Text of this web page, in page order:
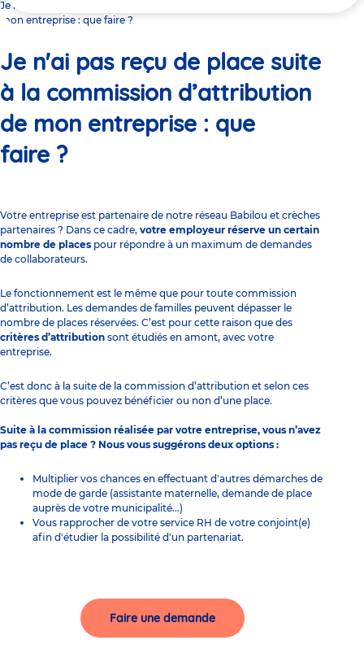
ici
Je n'ai pas reçu de place suite à la commission d’attribution de
mon entreprise : que faire ?
Je n'ai pas reçu de place suite
à la commission d’attribution
de mon entreprise : que
faire ?
Votre entreprise est partenaire de notre réseau Babilou et crèches
partenaires ? Dans ce cadre, votre employeur réserve un certain
nombre de places pour répondre à un maximum de demandes
de collaborateurs.
Le fonctionnement est le même que pour toute commission
d’attribution. Les demandes de familles peuvent dépasser le
nombre de places réservées. C’est pour cette raison que des
critères d’attribution sont étudiés en amont, avec votre
entreprise.
C’est donc à la suite de la commission d’attribution et selon ces
critères que vous pouvez bénéficier ou non d’une place.
Suite à la commission réalisée par votre entreprise, vous n’avez
pas reçu de place ? Nous vous suggérons deux options :
Multiplier vos chances en effectuant d'autres démarches de
mode de garde (assistante maternelle, demande de place
auprès de votre municipalité...)
Vous rapprocher de votre service RH de votre conjoint(e)
afin d'étudier la possibilité d'un partenariat.
Faire une demande